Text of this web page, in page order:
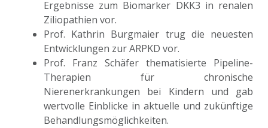
Ergebnisse zum Biomarker DKK3 in renalen
Ziliopathien vor.
Prof. Kathrin Burgmaier trug die neuesten
Entwicklungen zur ARPKD vor.
Prof. Franz Schäfer thematisierte Pipeline-
Therapien für chronische
Nierenerkrankungen bei Kindern und gab
wertvolle Einblicke in aktuelle und zukünftige
Behandlungsmöglichkeiten.